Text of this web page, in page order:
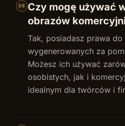
08
Czy mogę używać
obrazów
Tak, posiadasz prawa
wygenerowanych za
Możesz ich używać
osobistych, jak i
idealnym dla twórców i